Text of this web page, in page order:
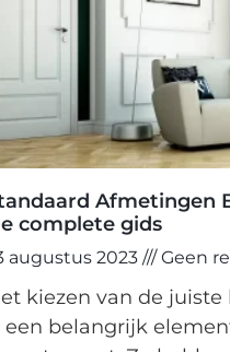
Afmetingen
complete gids
augustus 2023 Geen
kiezen van de
een belangrijk